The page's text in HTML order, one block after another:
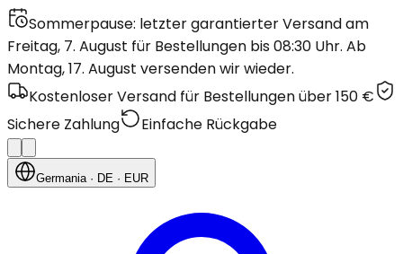
Sommerpause: letzter garantierter Versand am
Freitag, 7. August für Bestellungen bis 08:30 Uhr. Ab
Montag, 17. August versenden wir wieder.
Kostenloser Versand für Bestellungen über 150 €
Sichere Zahlung
Einfache Rückgabe
Germania· DE · EUR